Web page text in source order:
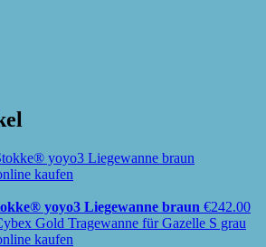
yoyo3 Liegewanne braun €242.00